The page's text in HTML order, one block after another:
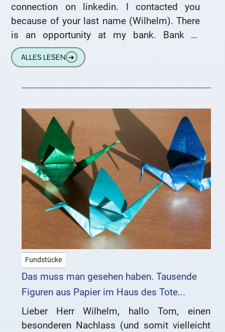
connection on linkedin. I contacted you
because of your last name (Wilhelm). There
is an opportunity at my bank. Bank of
Sharjah united
ALLES LESEN ➔
Fundstücke
Das muss man gesehen haben. Tausende
Figuren aus Papier im Haus des Tote...
Lieber Herr Wilhelm, hallo Tom, einen
besonderen Nachlass (und somit vielleicht